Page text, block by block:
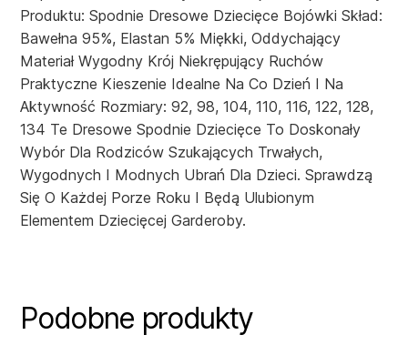
Produktu: Spodnie Dresowe Dziecięce Bojówki Skład:
Bawełna 95%, Elastan 5% Miękki, Oddychający
Materiał Wygodny Krój Niekrępujący Ruchów
Praktyczne Kieszenie Idealne Na Co Dzień I Na
Aktywność Rozmiary: 92, 98, 104, 110, 116, 122, 128,
134 Te Dresowe Spodnie Dziecięce To Doskonały
Wybór Dla Rodziców Szukających Trwałych,
Wygodnych I Modnych Ubrań Dla Dzieci. Sprawdzą
Się O Każdej Porze Roku I Będą Ulubionym
Elementem Dziecięcej Garderoby.
Podobne produkty